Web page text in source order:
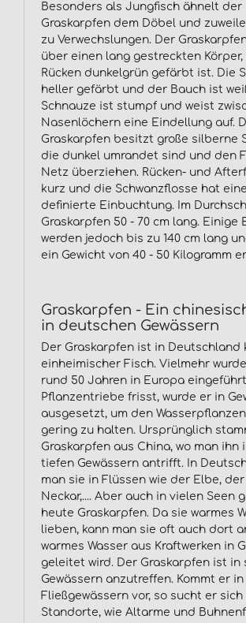
Besonders als Jungfisch ähnelt der
Graskarpfen dem Döbel und
zu Verwechslungen. Der
über einen lang gestreckten
Rücken dunkelgrün gefärbt ist. Die
heller gefärbt und der Bauch ist
Schnauze ist stumpf und weist
Nasenlöchern eine Eindellung auf.
Graskarpfen besitzt große silberne
die dunkel umrandet sind und den
Netz überziehen. Rücken- und
kurz und die Schwanzflosse hat
definierte Einbuchtung. Im
Graskarpfen 50 - 70 cm lang. Einige
werden jedoch bis zu 140 cm lang
ein Gewicht von 40 - 50 Kilogramm
Graskarpfen - Ein
in deutschen Gewässern
Der Graskarpfen ist in Deutschland
einheimischer Fisch. Vielmehr
rund 50 Jahren in Europa
Pflanzentriebe frisst, wurde er in
ausgesetzt, um den
gering zu halten. Ursprünglich
Graskarpfen aus China, wo man ihn
tiefen Gewässern antrifft. In
man sie in Flüssen wie der Elbe, der
Neckar,.... Aber auch in vielen Seen
heute Graskarpfen. Da sie warmes
lieben, kann man sie oft auch dort
warmes Wasser aus Kraftwerken in
geleitet wird. Der Graskarpfen ist in
Gewässern anzutreffen. Kommt er in
Fließgewässern vor, so sucht er sich
Standorte, wie Altarme und